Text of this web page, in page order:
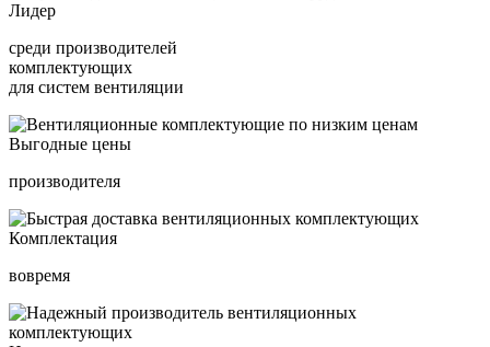
Лидер
среди производителей
комплектующих
для систем вентиляции
Выгодные цены
производителя
Комплектация
вовремя